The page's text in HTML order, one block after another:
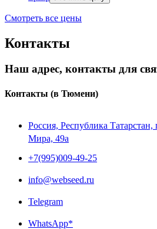
Смотреть все цены
Контакты
Наш адрес, контакты для
Контакты (в Тюмени)
Россия, Республика
Мира, 49a
+7(995)009-49-25
info@webseed.ru
Telegram
WhatsApp*